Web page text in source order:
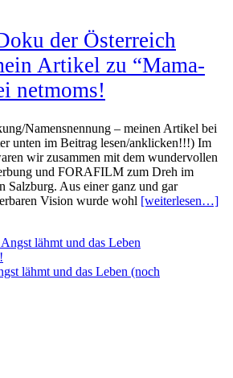
der Österreich
Artikel zu “Mama-
netmoms!
Namensnennung – meinen Artikel bei
unten im Beitrag lesen/anklicken!!!) Im
wir zusammen mit dem wundervollen
und FORAFILM zum Dreh im
Salzburg. Aus einer ganz und gar
Vision wurde wohl [weiterlesen…]
lähmt und das Leben (noch